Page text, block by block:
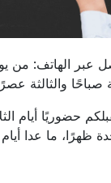
عبر الهاتف: من
صباحًا والثالثة
حضوريًا أيام
ظهرًا، ما عدا